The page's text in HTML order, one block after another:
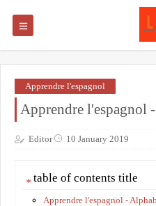
Apprendre l'espagnol
Apprendre l'espagnol
Editor 10 January 2019
table of contents title
Apprendre l'espagnol -